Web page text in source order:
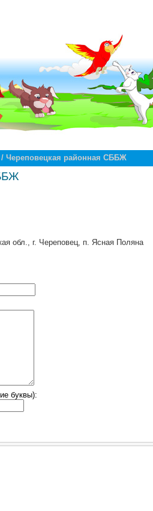
/ Череповецкая районная СББЖ
обл., г. Череповец, п. Ясная Поляна
буквы):